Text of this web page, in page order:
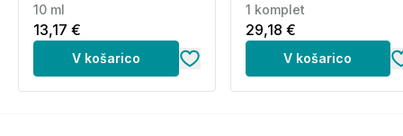
10 ml
13,17 €
V košarico
1 komplet
29,18 €
V košarico